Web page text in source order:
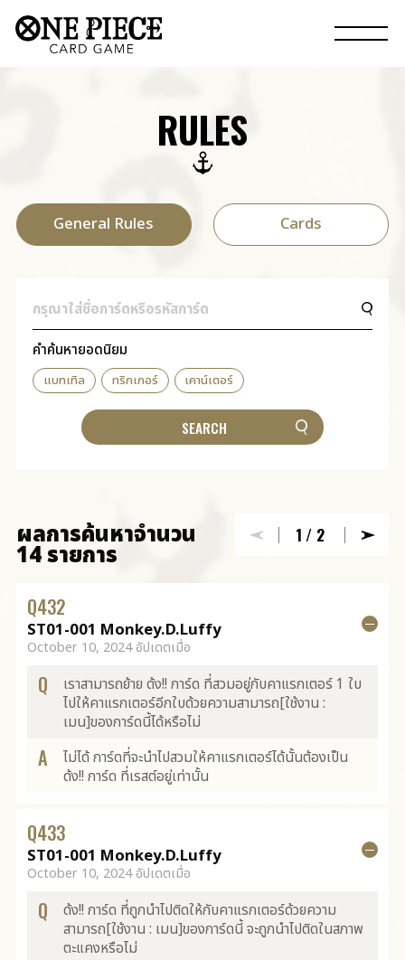
RULES
General Rules Cards
คำค้นหายอดนิยม
แบทเทิล ทริกเกอร์ เคาน์เตอร์
ผลการค้นหาจำนวน
14 รายการ
1/2
Q432
ST01-001 Monkey.D.Luffy
October 10, 2024 อัปเดตเมื่อ
Q
เราสามารถย้าย ด้ง!! การ์ด ที่สวมอยู่กับคาแรกเตอร์ 1 ใบ
ไปให้คาแรกเตอร์อีกใบด้วยความสามารถ[ใช้งาน :
เมน]ของการ์ดนี้ได้หรือไม่
A
ไม่ได้ การ์ดที่จะนำไปสวมให้คาแรกเตอร์ได้นั้นต้องเป็น
ด้ง!! การ์ด ที่เรสต์อยู่เท่านั้น
Q433
ST01-001 Monkey.D.Luffy
October 10, 2024 อัปเดตเมื่อ
Q
ด้ง!! การ์ด ที่ถูกนำไปติดให้กับคาแรกเตอร์ด้วยความ
สามารถ[ใช้งาน : เมน]ของการ์ดนี้ จะถูกนำไปติดในสภาพ
ตะแคงหรือไม่